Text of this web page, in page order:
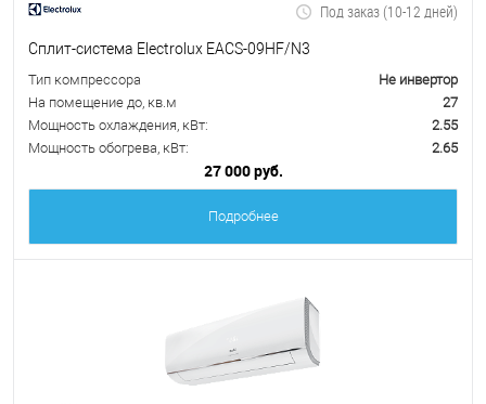
Под заказ (10-12 дней)
Сплит-система Electrolux EACS-09HF/N3
Тип компрессора
Не инвертор
На помещение до, кв.м
27
Мощность охлаждения, кВт:
2.55
Мощность обогрева, кВт:
2.65
27 000 руб.
Подробнее